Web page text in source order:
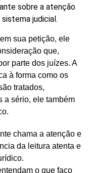
sobre a atenção
judicial.
sua petição, ele
que,
parte dos juízes. A
à forma como os
tratados,
a sério, ele também
chama a atenção e
da leitura atenta e
o que faço